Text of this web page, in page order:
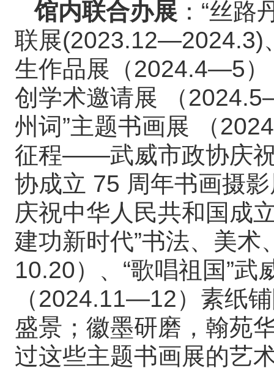
馆内联合办展 ：“丝
联展
生作品展（2024.4—5
创学术邀请展 （
州词”主题书画展 （
征程——武威市政协庆
协成立 75 周年书画摄
庆祝中华人民共和国成
建功新时代”书法、美
10.20）、“歌唱祖国”
（2024.11—12）素纸
盛景；徽墨研磨，翰苑
过这些主题书画展的艺